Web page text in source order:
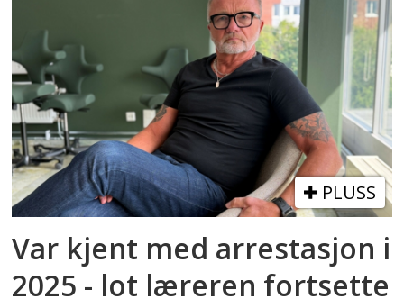
PLUSS
Var kjent med arrestasjon i
2025 - lot læreren fortsette